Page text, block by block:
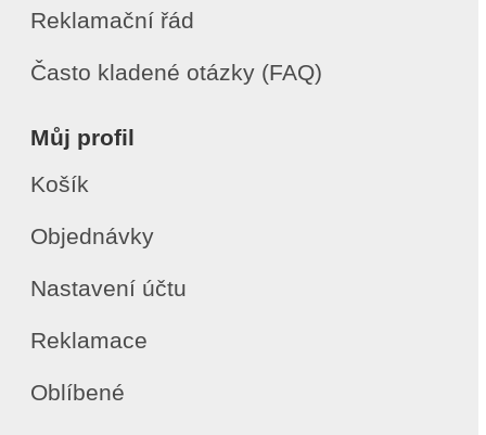
Reklamační řád
Často kladené otázky (FAQ)
Můj profil
Košík
Objednávky
Nastavení účtu
Reklamace
Oblíbené